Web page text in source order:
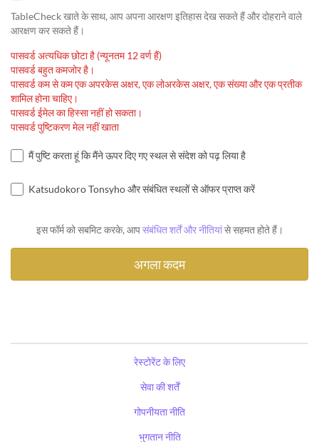
TableCheck खाते के साथ, आप अपना आरक्षण इतिहास देख सकते हैं और दोहराने वाले
आरक्षण कर सकते हैं।
पासवर्ड अत्यधिक छोटा है (न्यूनतम 12 वर्ण हैं)
पासवर्ड बहुत कमजोर है।
पासवर्ड कम से कम एक अपरकेस अक्षर, एक लोअरकेस अक्षर, एक संख्या और एक प्रतीक
शामिल होना चाहिए।
पासवर्ड ईमेल का हिस्सा नहीं हो सकता।
पासवर्ड पुष्टिकरण मेल नहीं खाता
मैं पुष्टि करता हूं कि मैंने ऊपर दिए गए स्थल से संदेश को पढ़ लिया है
Katsudokoro Tonsyho और संबंधित स्थलों से ऑफर प्राप्त करें
इस फॉर्म को सबमिट करके, आपसंबंधित शर्तें और नीतियांसे सहमत होते हैं।
रेस्टोरेंट के लिए
सेवा की शर्तें
गोपनीयता नीति
भुगतान नीति